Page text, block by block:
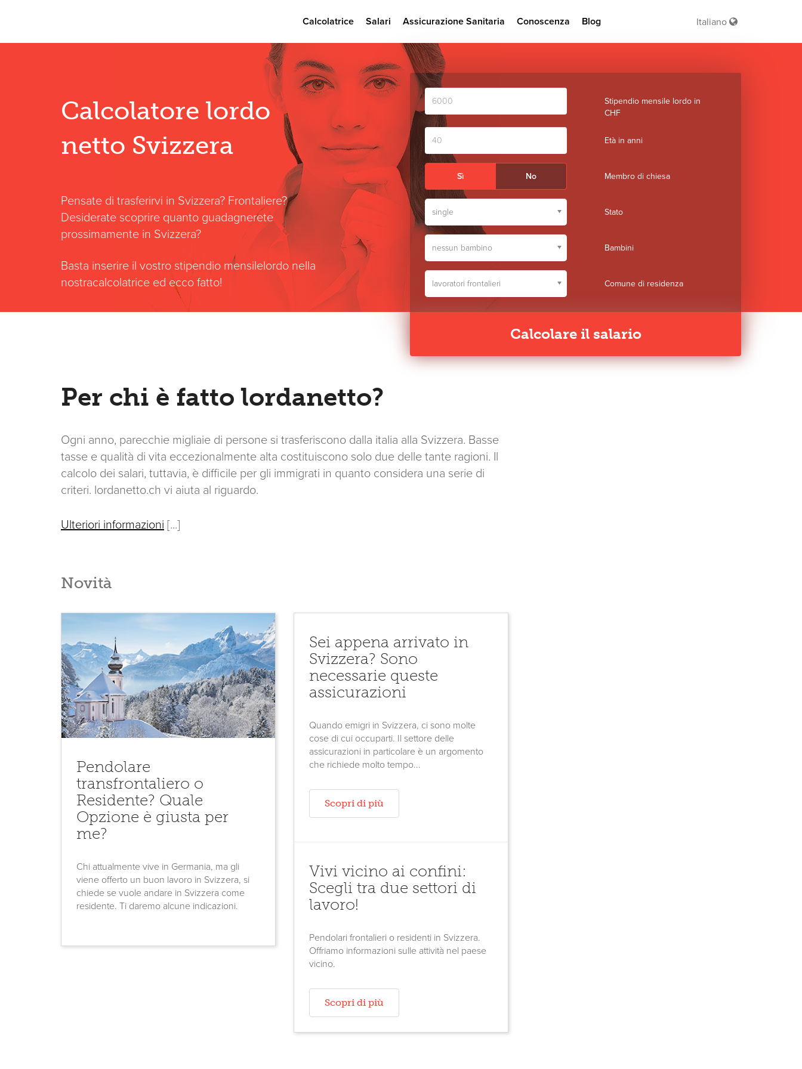
Calcolatrice Salari Assicurazione Sanitaria Conoscenza Blog Italiano
Calcolatore lordo
netto Svizzera
Pensate di trasferirvi in Svizzera? Frontaliere?
Desiderate scoprire quanto guadagnerete
prossimamente in Svizzera?
Basta inserire il vostro stipendio mensilelordo nella
nostracalcolatrice ed ecco fatto!
Stipendio
mensile
lordo
CHF
Stipendio mensile lordo in
CHF
anni
Età in anni
Sì No Membro di chiesa
single Stato
nessun bambino Bambini
lavoratori frontalieri Comune di residenza
Calcolare il salario
Per chi è fatto lordanetto?
Ogni anno, parecchie migliaie di persone si trasferiscono dalla italia alla Svizzera. Basse
tasse e qualità di vita eccezionalmente alta costituiscono solo due delle tante ragioni. Il
calcolo dei salari, tuttavia, è difficile per gli immigrati in quanto considera una serie di
criteri. lordanetto.ch vi aiuta al riguardo.
Ulteriori informazioni [...]
Novità
Pendolare
transfrontaliero o
Residente? Quale
Opzione è giusta per
me?
Chi attualmente vive in Germania, ma gli
viene offerto un buon lavoro in Svizzera, si
chiede se vuole andare in Svizzera come
residente. Ti daremo alcune indicazioni.
Sei appena arrivato in
Svizzera? Sono
necessarie queste
assicurazioni
Quando emigri in Svizzera, ci sono molte
cose di cui occuparti. Il settore delle
assicurazioni in particolare è un argomento
che richiede molto tempo...
Scopri di più
Vivi vicino ai confini:
Scegli tra due settori di
lavoro!
Pendolari frontalieri o residenti in Svizzera.
Offriamo informazioni sulle attività nel paese
vicino.
Scopri di più